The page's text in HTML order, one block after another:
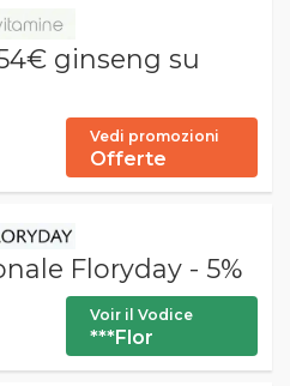
ginseng su
Vedi promozioni
Offerte
Floryday - 5%
Voir il Vodice
***Flor